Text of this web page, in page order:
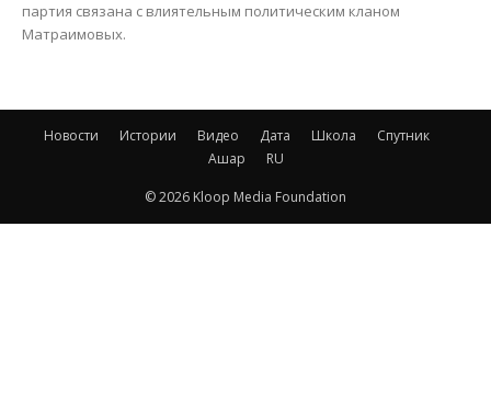
партия связана с влиятельным политическим кланом
Матраимовых.
Новости Истории Видео Дата Школа
Спутник
Ашар
RU
© 2026 Kloop Media Foundation